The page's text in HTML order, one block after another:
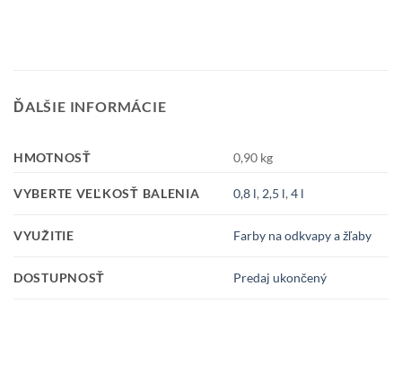
ĎALŠIE INFORMÁCIE
HMOTNOSŤ 0,90 kg
VYBERTE VEĽKOSŤ BALENIA 0,8 l, 2,5 l,4 l
VYUŽITIE Farby na odkvapy a žľaby
DOSTUPNOSŤ Predaj ukončený